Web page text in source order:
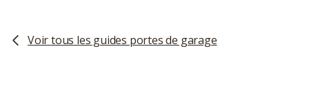
Voir tous les guides portes de garage